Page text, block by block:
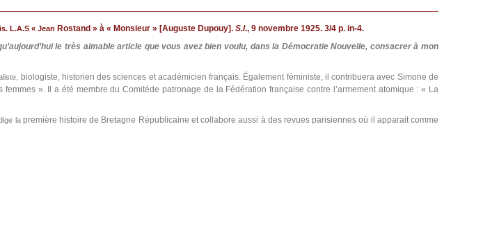
L.A.S « Jean Rostand » à « Monsieur » [Auguste Dupouy].S.l., 9 novembre 1925. 3/4 p. in-4.
le très aimable article que vous avez bien voulu, dans la Démocratie Nouvelle, consacrer à mon
biologiste, historien des sciences et académicien français. Également féministe, il contribuera avec Simone de
». Il a été membre du Comitéde patronage de la Fédération française contre l’armement atomique : « La
la première histoire de Bretagne Républicaine et collabore aussi à des revues parisiennes où il apparait comme